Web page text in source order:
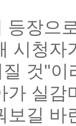
등장으
시청자
것"
가 실감
보길 바